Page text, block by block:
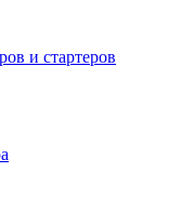
и стартеров